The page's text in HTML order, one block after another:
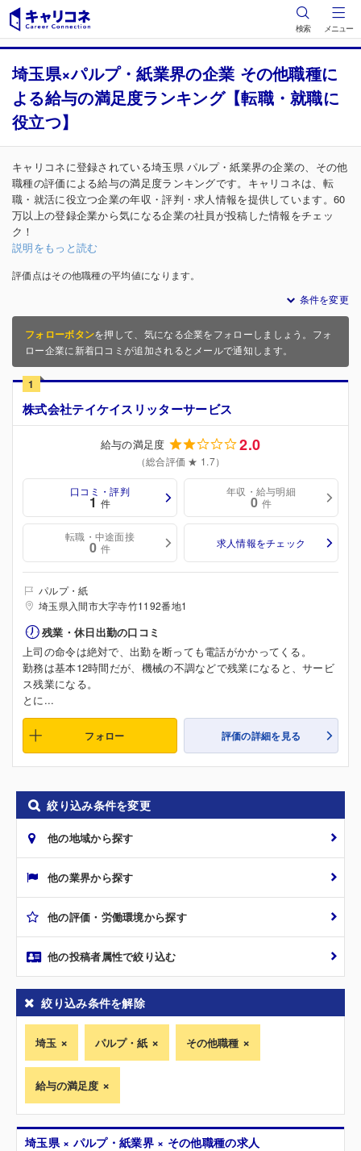
検索 メニュー
埼玉県×パルプ・紙業界の企業 その他職種に
よる給与の満足度ランキング【転職・就職に
役立つ】
キャリコネに登録されている埼玉県 パルプ・紙業界の企業の、その他
職種の評価による給与の満足度ランキングです。キャリコネは、転
職・就活に役立つ企業の年収・評判・求人情報を提供しています。60
万以上の登録企業から気になる企業の社員が投稿した情報をチェッ
ク！
説明をもっと読む
評価点はその他職種の平均値になります。
条件を変更
フォローボタンを押して、気になる企業をフォローしましょう。フォ
ロー企業に新着口コミが追加されるとメールで通知します。
1
株式会社テイケイスリッターサービス
給与の満足度 2.0
（総合評価 ★ 1.7）
口コミ・評判
1 件
年収・給与明細
0 件
転職・中途面接
0 件 求人情報をチェック
パルプ・紙
埼玉県入間市大字寺竹1192番地1
残業・休日出勤の口コミ
上司の命令は絶対で、出勤を断っても電話がかかってくる。
勤務は基本12時間だが、機械の不調などで残業になると、サービ
ス残業になる。
とに...
フォロー 評価の詳細を見る
絞り込み条件を変更
他の地域から探す
他の業界から探す
他の評価・労働環境から探す
他の投稿者属性で絞り込む
絞り込み条件を解除
埼玉 パルプ・紙 その他職種
給与の満足度
埼玉県 × パルプ・紙業界 × その他職種の求人